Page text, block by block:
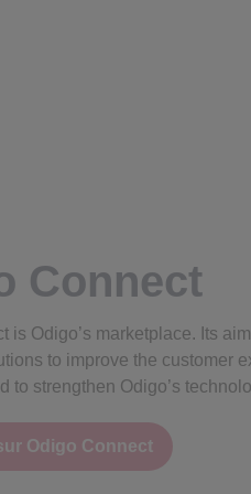
Connect
is Odigo’s marketplace. Its
to improve the customer
to strengthen Odigo’s
Odigo Connect